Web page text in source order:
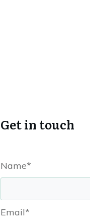
Get in touch
Name*
Email*